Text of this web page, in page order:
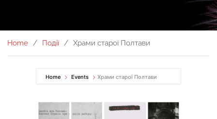
Home Події Храми старої Полтави
Home Events Храми старої Полтави